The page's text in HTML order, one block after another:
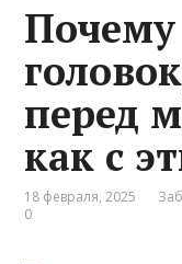
Почему
перед
как с
18 февраля, 2025
0